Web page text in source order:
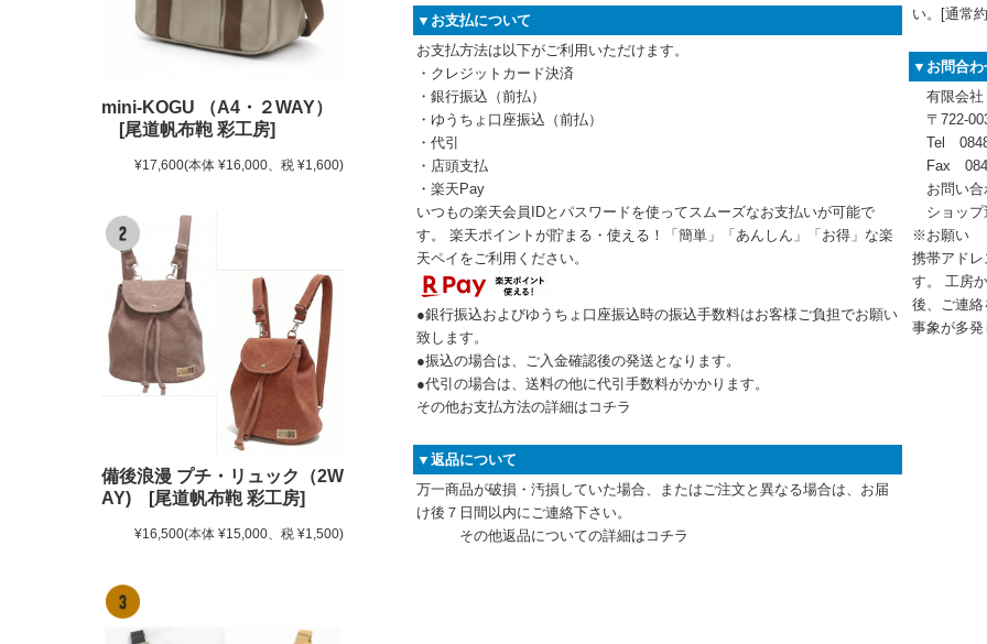
▼お支払について
お支払方法は以下がご利用いただけます。
・クレジットカード決済
・銀行振込（前払）
・ゆうちょ口座振込（前払）
・代引
・店頭支払
・楽天Pay
いつもの楽天会員IDとパスワードを使ってスムーズなお支払いが可能で
す。 楽天ポイントが貯まる・使える！「簡単」「あんしん」「お得」な楽
天ペイをご利用ください。
●銀行振込およびゆうちょ口座振込時の振込手数料はお客様ご負担でお願い
致します。
●振込の場合は、ご入金確認後の発送となります。
●代引の場合は、送料の他に代引手数料がかかります。
その他お支払方法の詳細はコチラ
▼返品について
万一商品が破損・汚損していた場合、またはご注文と異なる場合は、お届
け後７日間以内にご連絡下さい。
その他返品についての詳細はコチラ
い。[通常
▼お問合わ
有限会社
〒722-
Tel
Fax
お問い
ショッ
※お願い
携帯アド
す。 工房
後、ご連
事象が多発
mini-KOGU （A4・２WAY）
[尾道帆布鞄 彩工房]
¥17,600(本体 ¥16,000、税 ¥1,600)
備後浪漫 プチ・リュック（2W
AY) [尾道帆布鞄 彩工房]
¥16,500(本体 ¥15,000、税 ¥1,500)